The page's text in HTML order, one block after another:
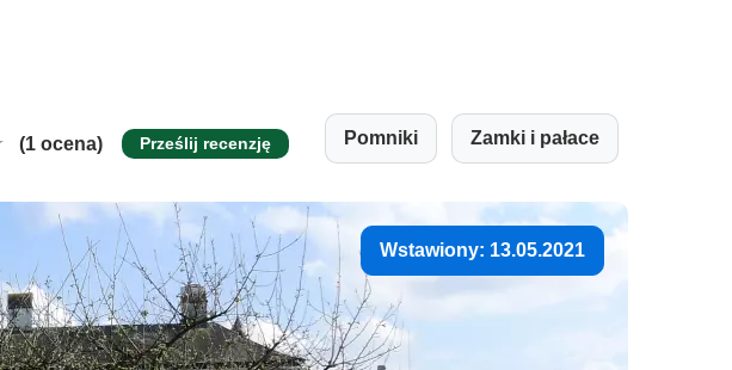
(1 ocena) Prześlij recenzję Pomniki Zamki i pałace
Wstawiony: 13.05.2021